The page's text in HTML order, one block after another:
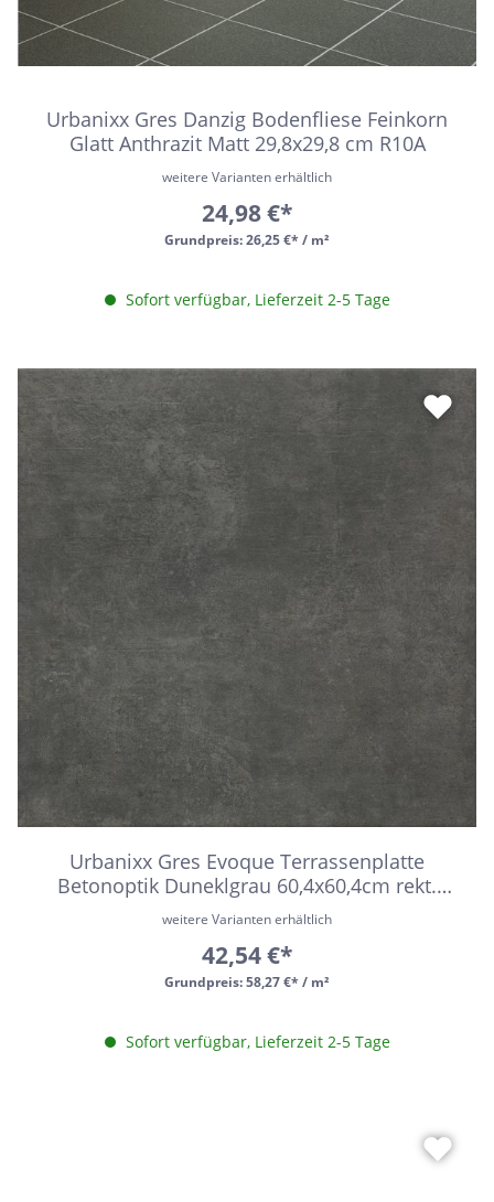
Urbanixx Gres Danzig Bodenfliese Feinkorn
Glatt Anthrazit Matt 29,8x29,8 cm R10A
Grundpreis:26,25 €* / m²
weitere Varianten erhältlich
24,98 €*
Sofort verfügbar, Lieferzeit 2-5 Tage
Urbanixx Gres Evoque Terrassenplatte
Betonoptik Duneklgrau 60,4x60,4cm rekt.
R11B 2cm stark
Grundpreis:58,27 €* / m²
weitere Varianten erhältlich
42,54 €*
Sofort verfügbar, Lieferzeit 2-5 Tage